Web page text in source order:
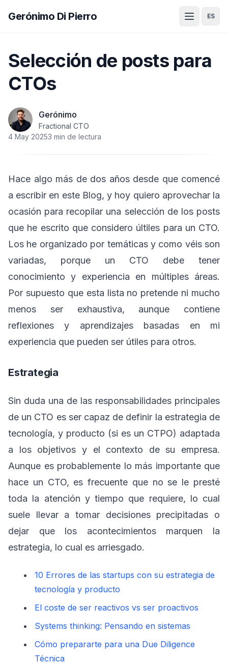
Gerónimo Di Pierro ES
Selección de posts para
CTOs
Gerónimo
Fractional CTO
4 May 20253 min de lectura
Hace algo más de dos años desde que comencé
a escribir en este Blog, y hoy quiero aprovechar la
ocasión para recopilar una selección de los posts
que he escrito que considero últiles para un CTO.
Los he organizado por temáticas y como véis son
variadas, porque un CTO debe tener
conocimiento y experiencia en múltiples áreas.
Por supuesto que esta lista no pretende ni mucho
menos ser exhaustiva, aunque contiene
reflexiones y aprendizajes basadas en mi
experiencia que pueden ser útiles para otros.
Estrategia
Sin duda una de las responsabilidades principales
de un CTO es ser capaz de definir la estrategia de
tecnología, y producto (si es un CTPO) adaptada
a los objetivos y el contexto de su empresa.
Aunque es probablemente lo más importante que
hace un CTO, es frecuente que no se le presté
toda la atención y tiempo que requiere, lo cual
suele llevar a tomar decisiones precipitadas o
dejar que los acontecimientos marquen la
estrategia, lo cual es arriesgado.
10 Errores de las startups con su estrategia de
tecnología y producto
El coste de ser reactivos vs ser proactivos
Systems thinking: Pensando en sistemas
Cómo prepararte para una Due Diligence
Técnica